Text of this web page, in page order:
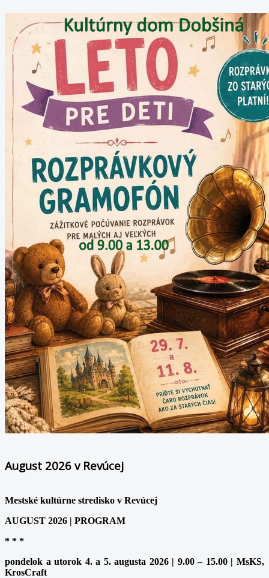
August 2026 v Revúcej
Mestské kultúrne stredisko v Revúcej
AUGUST 2026 | PROGRAM
* * *
pondelok a utorok 4. a 5. augusta 2026 | 9.00 – 15.00 | MsKS,
KrosCraft